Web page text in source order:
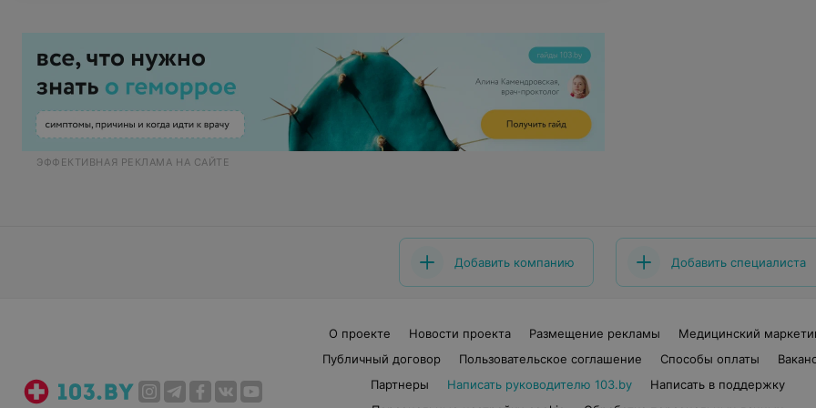
ЭФФЕКТИВНАЯ РЕКЛАМА НА САЙТЕ
Добавить компанию Добавить специалиста
О проекте Новости проекта Размещение рекламы
Медицинский
Публичный договор
Пользовательское соглашение Способы оплаты
Партнеры
Написать руководителю 103.by
Написать в поддержку